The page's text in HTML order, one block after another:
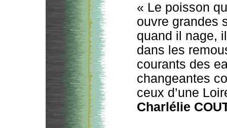
« Le poisson
ouvre grandes
quand il nage,
dans les
courants des
changeantes
ceux d’une
Charlélie